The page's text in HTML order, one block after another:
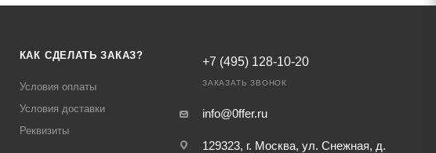
КАК СДЕЛАТЬ ЗАКАЗ?
Условия оплаты
Условия доставки
Реквизиты
+7 (495) 128-10-20
ЗАКАЗАТЬ ЗВОНОК
info@0ffer.ru
129323, г. Москва, ул. Снежная, д.